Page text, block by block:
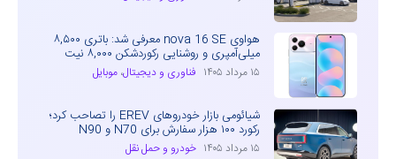
هواوی nova 16 SE معرفی شد: باتری ۸,۵۰۰
میلی‌آمپری و روشنایی رکوردشکن ۸,۰۰۰ نیت
۱۵ مرداد ۱۴۰۵ فناوری و دیجیتال، موبایل
شیائومی بازار خودروهای EREV را تصاحب کرد؛
رکورد ۱۰۰ هزار سفارش برای N70 و N90
۱۵ مرداد ۱۴۰۵ خودرو و حمل نقل